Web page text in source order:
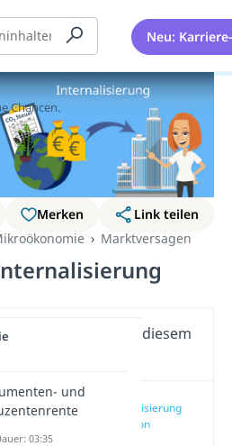
Neu:
Merken
Link teilen
Marktversagen
Wichtige Inhalte in diesem
Internalisierung
Definition
Chancen.
und
03:35